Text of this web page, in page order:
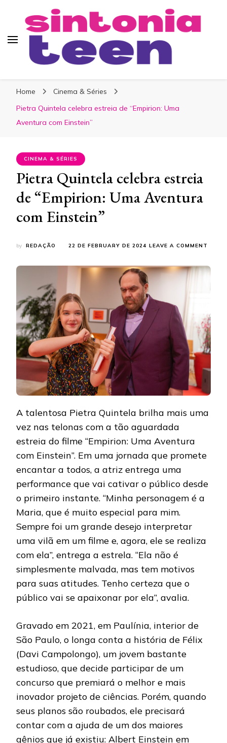
Home
Cinema & Séries
Pietra Quintela celebra estreia de “Empirion: Uma
Aventura com Einstein”
CINEMA & SÉRIES
Pietra Quintela celebra estreia
de “Empirion: Uma Aventura
com Einstein”
by REDAÇÃO 22 DE FEBRUARY DE 2024 LEAVE A COMMENT
COM
A talentosa Pietra Quintela brilha mais uma
vez nas telonas com a tão aguardada
estreia do filme “Empirion: Uma Aventura
com Einstein”. Em uma jornada que promete
encantar a todos, a atriz entrega uma
performance que vai cativar o público desde
o primeiro instante. “Minha personagem é a
Maria, que é muito especial para mim.
Sempre foi um grande desejo interpretar
uma vilã em um filme e, agora, ele se realiza
com ela”, entrega a estrela. “Ela não é
simplesmente malvada, mas tem motivos
para suas atitudes. Tenho certeza que o
público vai se apaixonar por ela”, avalia.
Gravado em 2021, em Paulínia, interior de
São Paulo, o longa conta a história de Félix
(Davi Campolongo), um jovem bastante
estudioso, que decide participar de um
concurso que premiará o melhor e mais
inovador projeto de ciências. Porém, quando
seus planos são roubados, ele precisará
contar com a ajuda de um dos maiores
gênios que já existiu: Albert Einstein em